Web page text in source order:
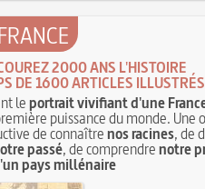
2000 ANS L'HISTOIRE
DE 1600 ARTICLES ILLUSTRÉS
leportrait vivifiant d'une
puissance du monde. Une
de connaîtrenos racines, de
passé, de comprendrenotre
pays millénaire